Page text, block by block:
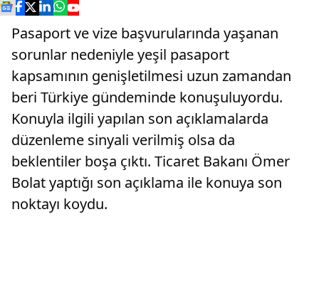
Pasaport ve vize başvurularında yaşanan
sorunlar nedeniyle yeşil pasaport
kapsamının genişletilmesi uzun zamandan
beri Türkiye gündeminde konuşuluyordu.
Konuyla ilgili yapılan son açıklamalarda
düzenleme sinyali verilmiş olsa da
beklentiler boşa çıktı. Ticaret Bakanı Ömer
Bolat yaptığı son açıklama ile konuya son
noktayı koydu.